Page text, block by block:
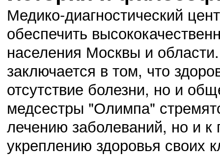
Медико-диагностический
обеспечить
населения Москвы и
заключается в том, что
отсутствие болезни, но и
медсестры "Олимпа"
лечению заболеваний, но и
укреплению здоровья своих